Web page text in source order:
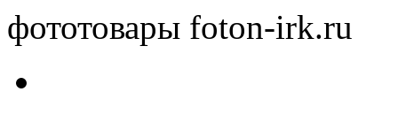
фототовары foton-irk.ru